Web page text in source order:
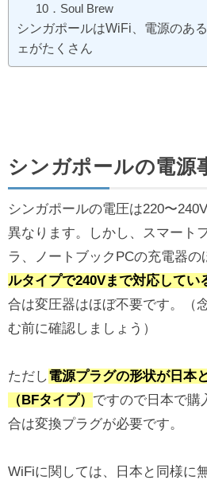
10．Soul Brew
シンガポールはWiFi、電源のあ
ェがたくさん
シンガポールの電源
シンガポールの電圧は220〜
異なります。しかし、スマート
ラ、ノートブックPCの充電器の
ルタイプで240Vまで対応してい
合は変圧器はほぼ不要です。（
む前に確認しましょう）
ただし電源プラグの形状が日本
（BFタイプ） ですので日本で購
合は変換プラグが必要です。
WiFiに関しては、日本と同様に